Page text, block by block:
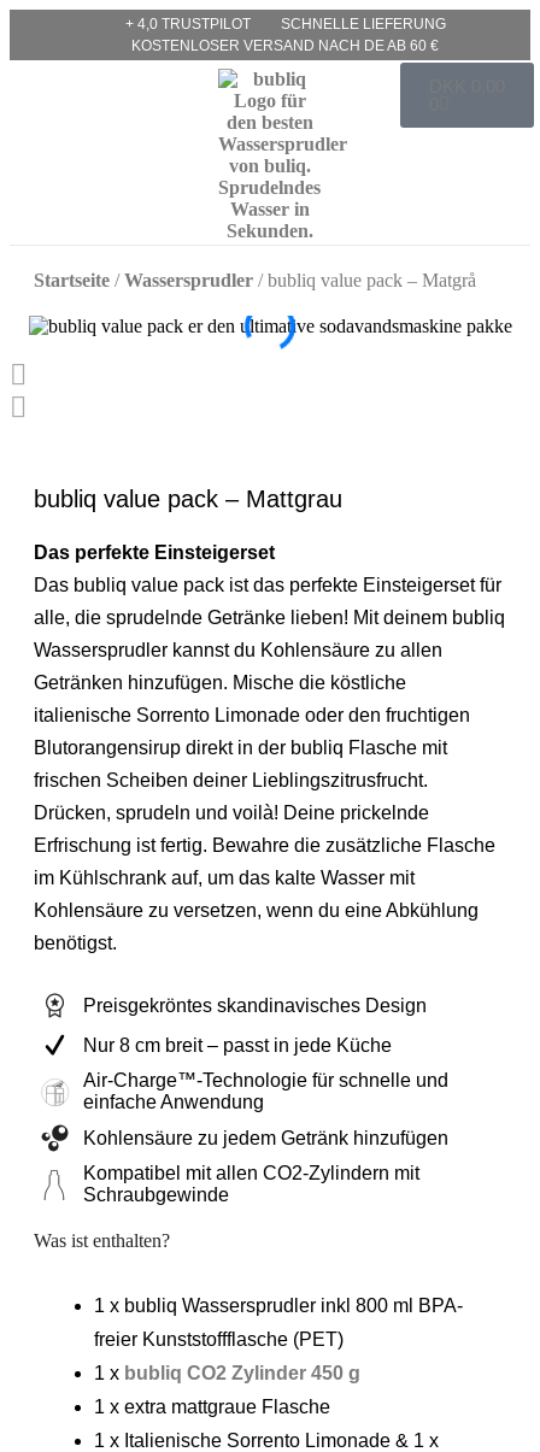
+ 4,0 TRUSTPILOT
SCHNELLE LIEFERUNG
KOSTENLOSER VERSAND NACH DE AB 60 €
Startseite /Wassersprudler / bubliq value pack – Matgrå
bubliq value pack – Mattgrau
Das perfekte Einsteigerset
Das bubliq value pack ist das perfekte Einsteigerset für
alle, die sprudelnde Getränke lieben! Mit deinem bubliq
Wassersprudler kannst du Kohlensäure zu allen
Getränken hinzufügen. Mische die köstliche
italienische Sorrento Limonade oder den fruchtigen
Blutorangensirup direkt in der bubliq Flasche mit
frischen Scheiben deiner Lieblingszitrusfrucht.
Drücken, sprudeln und voilà! Deine prickelnde
Erfrischung ist fertig. Bewahre die zusätzliche Flasche
im Kühlschrank auf, um das kalte Wasser mit
Kohlensäure zu versetzen, wenn du eine Abkühlung
benötigst.
Preisgekröntes skandinavisches Design
Nur 8 cm breit – passt in jede Küche
Air-Charge™-Technologie für schnelle und
einfache Anwendung
Kohlensäure zu jedem Getränk hinzufügen
Kompatibel mit allen CO2-Zylindern mit
Schraubgewinde
Was ist enthalten?
1 x bubliq Wassersprudler inkl 800 ml BPA-
freier Kunststoffflasche (PET)
1 x bubliq CO2 Zylinder 450 g
1 x extra mattgraue Flasche
1 x Italienische Sorrento Limonade & 1 x